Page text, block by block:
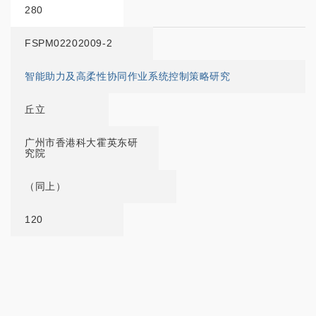
280
FSPM02202009-2
智能助力及高柔性协同作业系统控制策略研究
丘立
广州市香港科大霍英东研
究院
（同上）
120